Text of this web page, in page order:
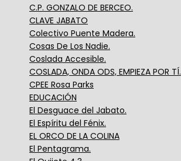
C.P. GONZALO DE BERCEO.
CLAVE JABATO
Colectivo Puente Madera.
Cosas De Los Nadie.
Coslada Accesible.
COSLADA, ONDA ODS, EMPIEZA POR TÍ.
CPEE Rosa Parks
EDUCACIÓN
El Desguace del Jabato.
El Espíritu del Fénix.
EL ORCO DE LA COLINA
El Pentagrama.